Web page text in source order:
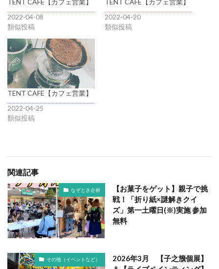
2022-04-08
類似投稿
2022-04-20
類似投稿
TENT CAFE【カフェ営業】
2022-04-25
類似投稿
関連記事
なぞとき企画
【お菓子をゲット】親子で挑
戦！「折り紙×謎解きクイ
ズ」第一土曜日(※)実施 参加
無料
その他（イベントなど）
2026年3月 【子之籏個展】